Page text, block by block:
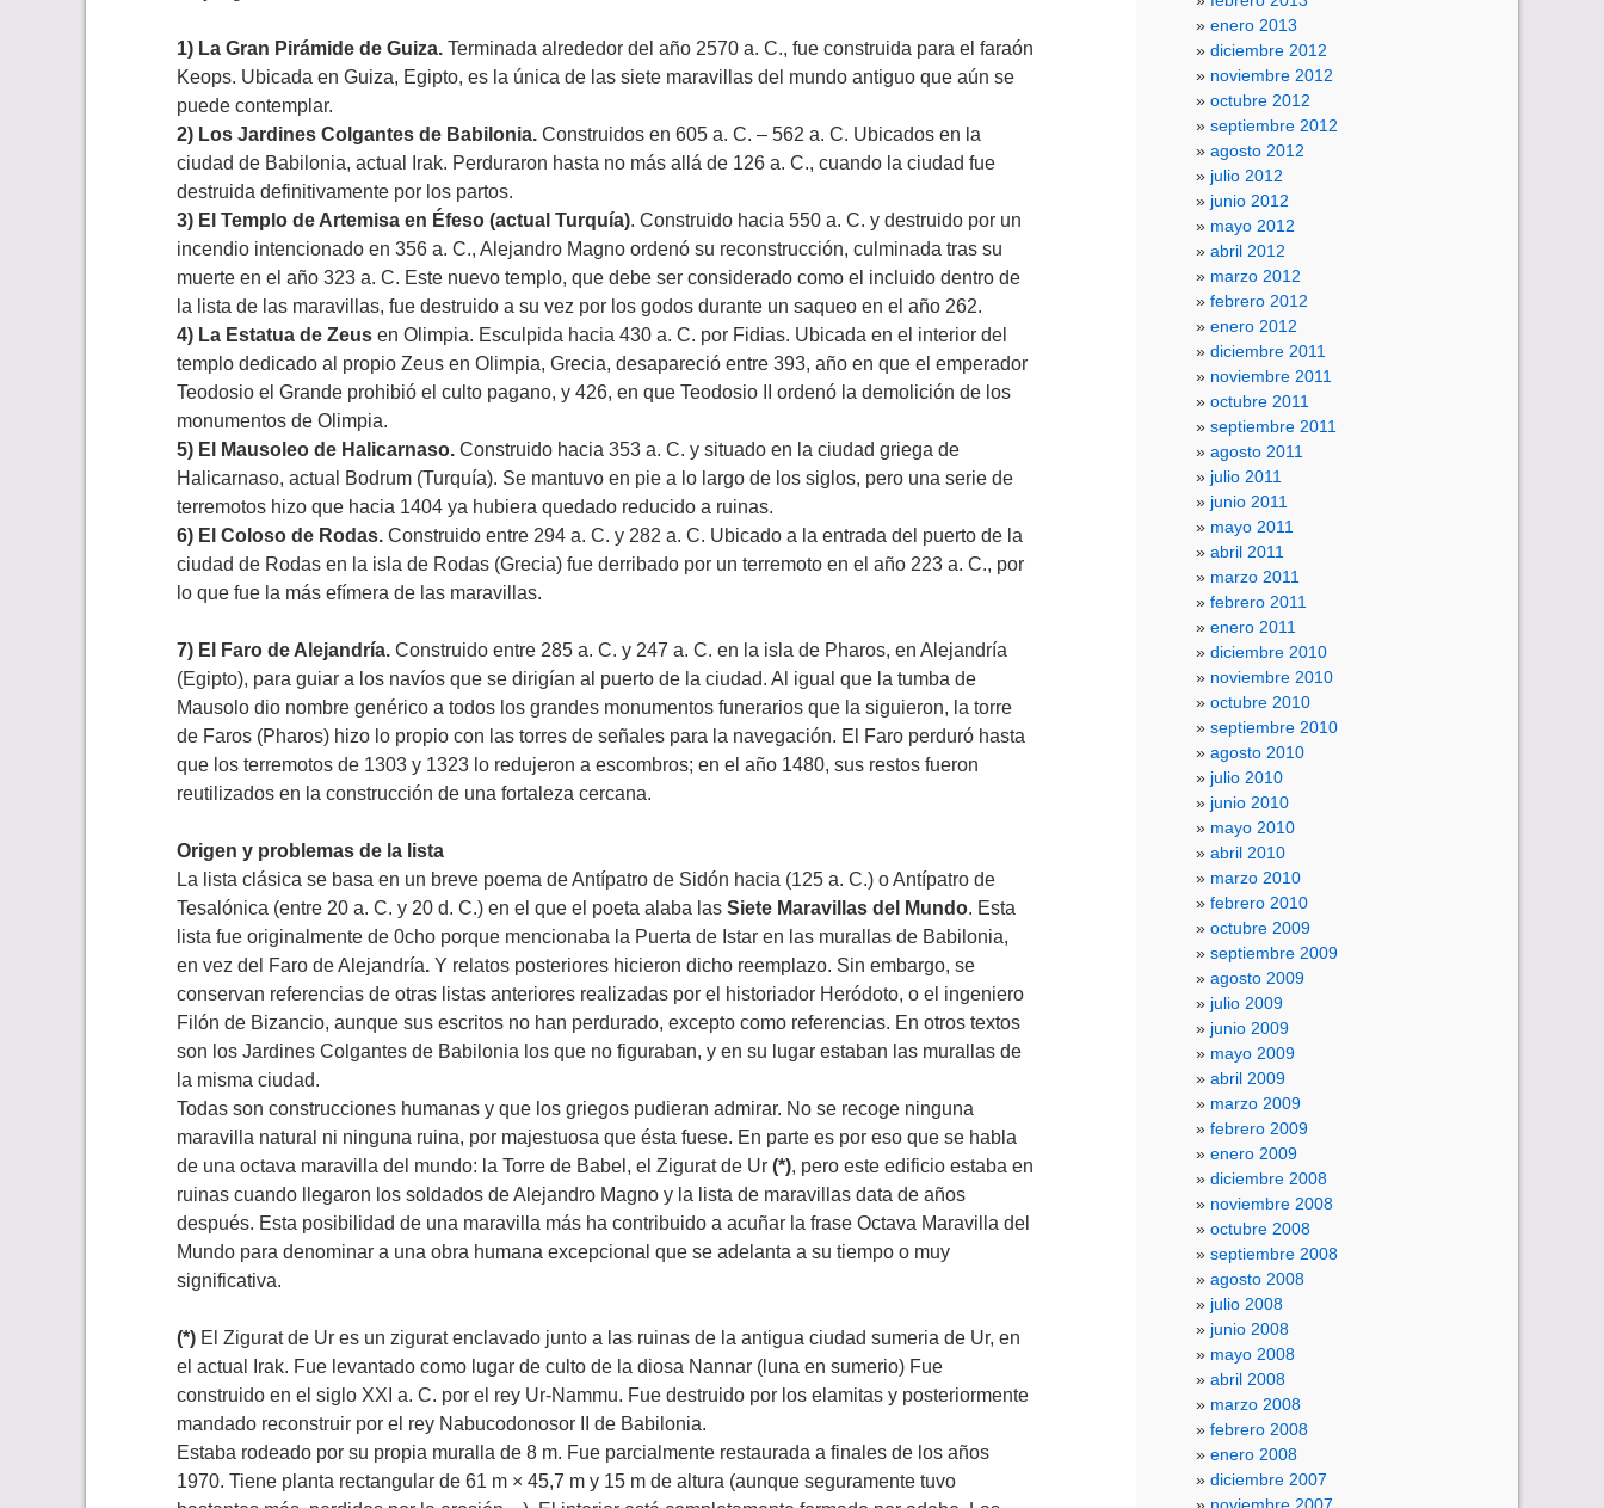
1) La Gran Pirámide de Guiza. Terminada alrededor del año 2570 a. C., fue construida para el faraón
Keops. Ubicada en Guiza, Egipto, es la única de las siete maravillas del mundo antiguo que aún se
puede contemplar.
2) Los Jardines Colgantes de Babilonia. Construidos en 605 a. C. – 562 a. C. Ubicados en la
ciudad de Babilonia, actual Irak. Perduraron hasta no más allá de 126 a. C., cuando la ciudad fue
destruida definitivamente por los partos.
3) El Templo de Artemisa en Éfeso (actual Turquía). Construido hacia 550 a. C. y destruido por un
incendio intencionado en 356 a. C., Alejandro Magno ordenó su reconstrucción, culminada tras su
muerte en el año 323 a. C. Este nuevo templo, que debe ser considerado como el incluido dentro de
la lista de las maravillas, fue destruido a su vez por los godos durante un saqueo en el año 262.
4) La Estatua de Zeus en Olimpia. Esculpida hacia 430 a. C. por Fidias. Ubicada en el interior del
templo dedicado al propio Zeus en Olimpia, Grecia, desapareció entre 393, año en que el emperador
Teodosio el Grande prohibió el culto pagano, y 426, en que Teodosio II ordenó la demolición de los
monumentos de Olimpia.
5) El Mausoleo de Halicarnaso. Construido hacia 353 a. C. y situado en la ciudad griega de
Halicarnaso, actual Bodrum (Turquía). Se mantuvo en pie a lo largo de los siglos, pero una serie de
terremotos hizo que hacia 1404 ya hubiera quedado reducido a ruinas.
6) El Coloso de Rodas. Construido entre 294 a. C. y 282 a. C. Ubicado a la entrada del puerto de la
ciudad de Rodas en la isla de Rodas (Grecia) fue derribado por un terremoto en el año 223 a. C., por
lo que fue la más efímera de las maravillas.
7) El Faro de Alejandría. Construido entre 285 a. C. y 247 a. C. en la isla de Pharos, en Alejandría
(Egipto), para guiar a los navíos que se dirigían al puerto de la ciudad. Al igual que la tumba de
Mausolo dio nombre genérico a todos los grandes monumentos funerarios que la siguieron, la torre
de Faros (Pharos) hizo lo propio con las torres de señales para la navegación. El Faro perduró hasta
que los terremotos de 1303 y 1323 lo redujeron a escombros; en el año 1480, sus restos fueron
reutilizados en la construcción de una fortaleza cercana.
Origen y problemas de la lista
La lista clásica se basa en un breve poema de Antípatro de Sidón hacia (125 a. C.) o Antípatro de
Tesalónica (entre 20 a. C. y 20 d. C.) en el que el poeta alaba las Siete Maravillas del Mundo. Esta
lista fue originalmente de 0cho porque mencionaba la Puerta de Istar en las murallas de Babilonia,
en vez del Faro de Alejandría. Y relatos posteriores hicieron dicho reemplazo. Sin embargo, se
conservan referencias de otras listas anteriores realizadas por el historiador Heródoto, o el ingeniero
Filón de Bizancio, aunque sus escritos no han perdurado, excepto como referencias. En otros textos
son los Jardines Colgantes de Babilonia los que no figuraban, y en su lugar estaban las murallas de
la misma ciudad.
Todas son construcciones humanas y que los griegos pudieran admirar. No se recoge ninguna
maravilla natural ni ninguna ruina, por majestuosa que ésta fuese. En parte es por eso que se habla
de una octava maravilla del mundo: la Torre de Babel, el Zigurat de Ur (*), pero este edificio estaba en
ruinas cuando llegaron los soldados de Alejandro Magno y la lista de maravillas data de años
después. Esta posibilidad de una maravilla más ha contribuido a acuñar la frase Octava Maravilla del
Mundo para denominar a una obra humana excepcional que se adelanta a su tiempo o muy
significativa.
(*) El Zigurat de Ur es un zigurat enclavado junto a las ruinas de la antigua ciudad sumeria de Ur, en
el actual Irak. Fue levantado como lugar de culto de la diosa Nannar (luna en sumerio) Fue
construido en el siglo XXI a. C. por el rey Ur-Nammu. Fue destruido por los elamitas y posteriormente
mandado reconstruir por el rey Nabucodonosor II de Babilonia.
Estaba rodeado por su propia muralla de 8 m. Fue parcialmente restaurada a finales de los años
1970. Tiene planta rectangular de 61 m × 45,7 m y 15 m de altura (aunque seguramente tuvo
enero 2013
diciembre 2012
noviembre 2012
octubre 2012
septiembre 2012
agosto 2012
julio 2012
junio 2012
mayo 2012
abril 2012
marzo 2012
febrero 2012
enero 2012
diciembre 2011
noviembre 2011
octubre 2011
septiembre 2011
agosto 2011
julio 2011
junio 2011
mayo 2011
abril 2011
marzo 2011
febrero 2011
enero 2011
diciembre 2010
noviembre 2010
octubre 2010
septiembre 2010
agosto 2010
julio 2010
junio 2010
mayo 2010
abril 2010
marzo 2010
febrero 2010
octubre 2009
septiembre 2009
agosto 2009
julio 2009
junio 2009
mayo 2009
abril 2009
marzo 2009
febrero 2009
enero 2009
diciembre 2008
noviembre 2008
octubre 2008
septiembre 2008
agosto 2008
julio 2008
junio 2008
mayo 2008
abril 2008
marzo 2008
febrero 2008
enero 2008
diciembre 2007
noviembre 2007